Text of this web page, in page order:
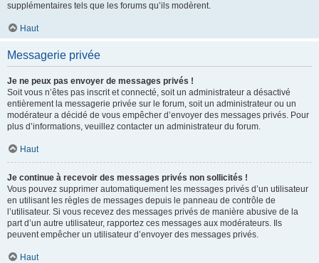
supplémentaires tels que les forums qu’ils modèrent.
Haut
Messagerie privée
Je ne peux pas envoyer de messages privés !
Soit vous n’êtes pas inscrit et connecté, soit un administrateur a désactivé
entièrement la messagerie privée sur le forum, soit un administrateur ou un
modérateur a décidé de vous empêcher d’envoyer des messages privés. Pour
plus d’informations, veuillez contacter un administrateur du forum.
Haut
Je continue à recevoir des messages privés non sollicités !
Vous pouvez supprimer automatiquement les messages privés d’un utilisateur
en utilisant les règles de messages depuis le panneau de contrôle de
l’utilisateur. Si vous recevez des messages privés de manière abusive de la
part d’un autre utilisateur, rapportez ces messages aux modérateurs. Ils
peuvent empêcher un utilisateur d’envoyer des messages privés.
Haut